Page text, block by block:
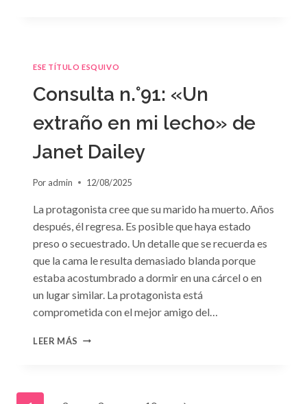
ESE TÍTULO ESQUIVO
Consulta n.°91: «Un
extraño en mi lecho» de
Janet Dailey
Por admin 12/08/2025
La protagonista cree que su marido ha muerto. Años
después, él regresa. Es posible que haya estado
preso o secuestrado. Un detalle que se recuerda es
que la cama le resulta demasiado blanda porque
estaba acostumbrado a dormir en una cárcel o en
un lugar similar. La protagonista está
comprometida con el mejor amigo del…
LEER MÁS CONSULTA